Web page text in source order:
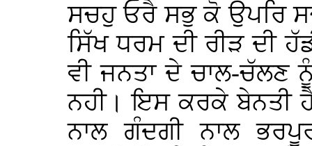
ਸਚਹੁ ਓਰੈ ਸਭੁ ਕੋ ਉਪਰਿ
ਸਿੱਖ ਧਰਮ ਦੀ ਰੀੜ ਦੀ
ਵੀ ਜਨਤਾ ਦੇ ਚਾਲ-
ਨਹੀ। ਇਸ ਕਰਕੇ ਬੇਨਤੀ
ਨਾਲ ਗੰਦਗੀ ਨਾਲ